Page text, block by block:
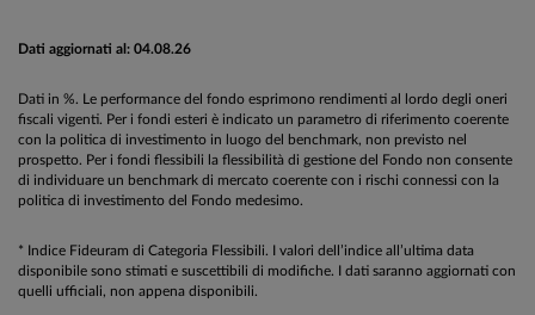
Dati aggiornati al: 04.08.26
Dati in %. Le performance del fondo esprimono rendimenti al lordo degli oneri
fiscali vigenti. Per i fondi esteri è indicato un parametro di riferimento coerente
con la politica di investimento in luogo del benchmark, non previsto nel
prospetto. Per i fondi flessibili la flessibilità di gestione del Fondo non consente
di individuare un benchmark di mercato coerente con i rischi connessi con la
politica di investimento del Fondo medesimo.
* Indice Fideuram di Categoria Flessibili. I valori dell’indice all’ultima data
disponibile sono stimati e suscettibili di modifiche. I dati saranno aggiornati con
quelli ufficiali, non appena disponibili.